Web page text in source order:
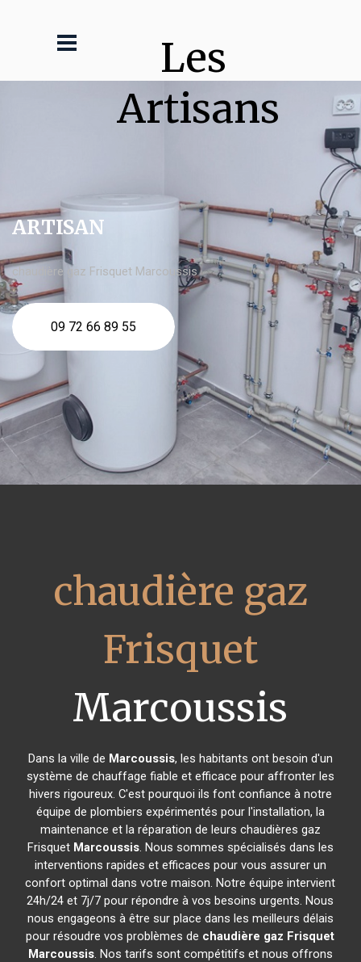
Les
Artisans
ARTISAN
chaudière gaz Frisquet Marcoussis
09 72 66 89 55
chaudière gaz
Frisquet
Marcoussis
Dans la ville de Marcoussis, les habitants ont besoin d'un
système de chauffage fiable et efficace pour affronter les
hivers rigoureux. C'est pourquoi ils font confiance à notre
équipe de plombiers expérimentés pour l'installation, la
maintenance et la réparation de leurs chaudières gaz
Frisquet Marcoussis. Nous sommes spécialisés dans les
interventions rapides et efficaces pour vous assurer un
confort optimal dans votre maison. Notre équipe intervient
24h/24 et 7j/7 pour répondre à vos besoins urgents. Nous
nous engageons à être sur place dans les meilleurs délais
pour résoudre vos problèmes de chaudière gaz Frisquet
Marcoussis. Nos tarifs sont compétitifs et nous offrons